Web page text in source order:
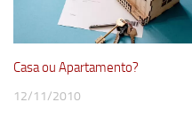
Casa ou Apartamento?
12/11/2010